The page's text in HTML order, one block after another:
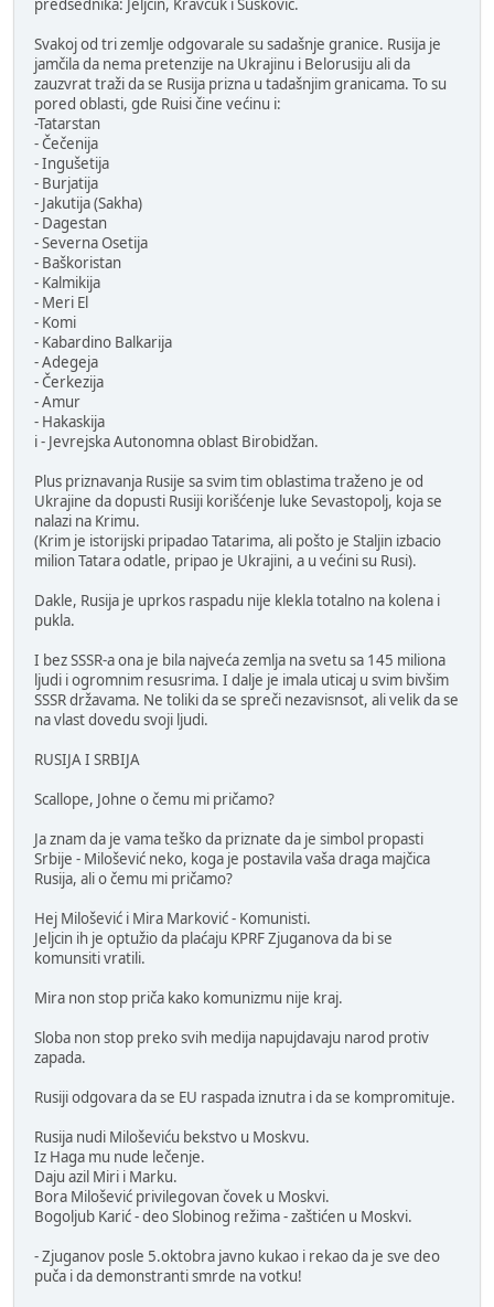
predsednika: Jeljcin, Kravčuk i Šuškovič.
Svakoj od tri zemlje odgovarale su sadašnje granice. Rusija je
jamčila da nema pretenzije na Ukrajinu i Belorusiju ali da
zauzvrat traži da se Rusija prizna u tadašnjim granicama. To su
pored oblasti, gde Ruisi čine većinu i:
-Tatarstan
- Čečenija
- Ingušetija
- Burjatija
- Jakutija (Sakha)
- Dagestan
- Severna Osetija
- Baškoristan
- Kalmikija
- Meri El
- Komi
- Kabardino Balkarija
- Adegeja
- Čerkezija
- Amur
- Hakaskija
i - Jevrejska Autonomna oblast Birobidžan.
Plus priznavanja Rusije sa svim tim oblastima traženo je od
Ukrajine da dopusti Rusiji korišćenje luke Sevastopolj, koja se
nalazi na Krimu.
(Krim je istorijski pripadao Tatarima, ali pošto je Staljin izbacio
milion Tatara odatle, pripao je Ukrajini, a u većini su Rusi).
Dakle, Rusija je uprkos raspadu nije klekla totalno na kolena i
pukla.
I bez SSSR-a ona je bila najveća zemlja na svetu sa 145 miliona
ljudi i ogromnim resusrima. I dalje je imala uticaj u svim bivšim
SSSR državama. Ne toliki da se spreči nezavisnsot, ali velik da se
na vlast dovedu svoji ljudi.
RUSIJA I SRBIJA
Scallope, Johne o čemu mi pričamo?
Ja znam da je vama teško da priznate da je simbol propasti
Srbije - Milošević neko, koga je postavila vaša draga majčica
Rusija, ali o čemu mi pričamo?
Hej Milošević i Mira Marković - Komunisti.
Jeljcin ih je optužio da plaćaju KPRF Zjuganova da bi se
komunsiti vratili.
Mira non stop priča kako komunizmu nije kraj.
Sloba non stop preko svih medija napujdavaju narod protiv
zapada.
Rusiji odgovara da se EU raspada iznutra i da se kompromituje.
Rusija nudi Miloševiću bekstvo u Moskvu.
Iz Haga mu nude lečenje.
Daju azil Miri i Marku.
Bora Milošević privilegovan čovek u Moskvi.
Bogoljub Karić - deo Slobinog režima - zaštićen u Moskvi.
- Zjuganov posle 5.oktobra javno kukao i rekao da je sve deo
puča i da demonstranti smrde na votku!